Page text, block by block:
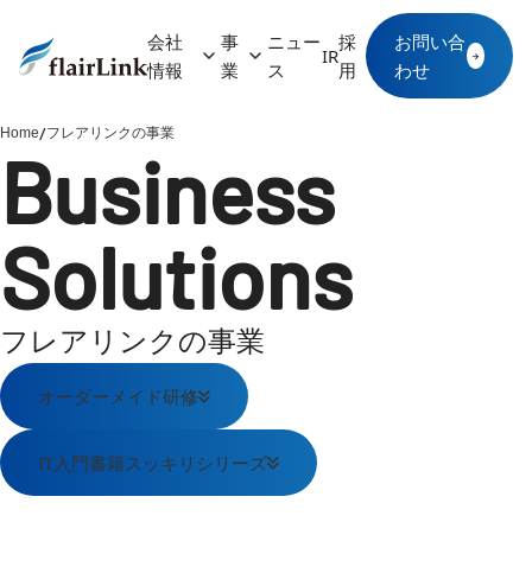
会社
情報
事
業
ニュー
ス
IR
採
用
お問い合
わせ
→
Home/フレアリンクの事業
Business
Solutions
フレアリンクの事業
オーダーメイド研修
IT入門書籍スッキリシリーズ